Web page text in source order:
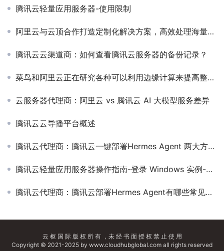
腾讯云轻量应用服务器-使用限制
阿里云与云顶合作打造定制化解决方案，高效处理海量数据，提供更多安全保障。
腾讯云云渠道商：如何查看腾讯云服务器的备份记录？
菜鸟和阿里云正在研究各种可以利用边缘计算来提高整个供应链效率的方案。
云服务器代理商：阿里云 vs 腾讯云 AI 大模型服务差异
腾讯云云导播平台概述
腾讯云代理商：腾讯云一键部署Hermes Agent 两大方案指南
腾讯云轻量应用服务器操作指南-登录 Windows 实例-如何使用远程桌面连接登录 Windows 实例
腾讯云代理商：腾讯云部署Hermes Agent有哪些常见问题？
云 枢 国 际 版 权 所 有 ，未 经 书 面 授 权 禁 止 使 用
Copyright © 2021-2025 by www.cloudhubglobal.com all rights reserved